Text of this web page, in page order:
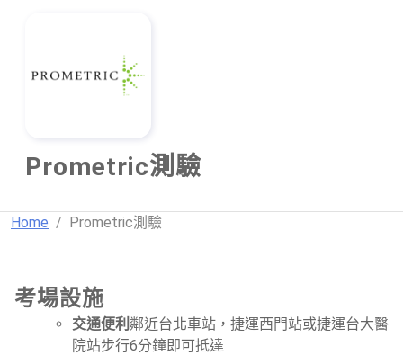
Prometric測驗
Home Prometric測驗
考場設施
交通便利 鄰近台北車站，捷運西門站或捷運台大醫
院站步行6分鐘即可抵達